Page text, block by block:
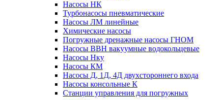
Насосы НК
Турбонасосы пневматические
Насосы ЛМ линейные
Химические насосы
Погружные дренажные насосы ГНОМ
Насосы ВВН вакуумные водокольцевые
Насосы Нку
Насосы КМ
Насосы Д, 1Д, 4Д двухстороннего входа
Насосы консольные К
Станции управления для погружных